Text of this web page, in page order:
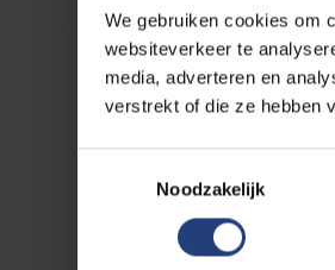
We gebruiken cookies om
websiteverkeer te
media, adverteren en
verstrekt of die ze hebben
Noodzakelijk